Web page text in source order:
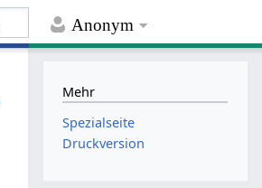
Anonym
Mehr
Spezialseite
Druckversion